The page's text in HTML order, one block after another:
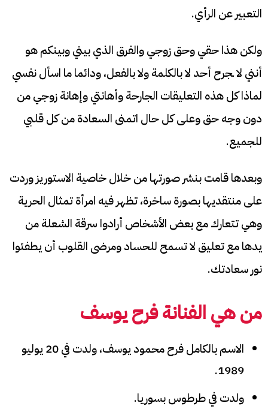
التعبير عن الرأي.
ولكن هذا حقي وحق زوجي والفرق الذي بيني وبينكم هو
أنني لا ـجرح أحد لا بالكلمة ولا بالفعل، ودائما ما اسأل نفسي
لماذا كل هذه التعليقات الجارحة وأهانتي وإهانة زوجي من
دون وجه حق وعلى كل حال اتمنى السعادة من كل قلبي
للجميع.
وبعدها قامت بنشر صورتها من خلال خاصية الاستوريز وردت
على منتقديها بصورة ساخرة، تظهر فيه امرأة تمثال الحرية
وهي تتعارك مع بعض الأشخاص أرادوا سرقة الشعلة من
يدها مع تعليق لا تسمح للحساد ومرضى القلوب أن يطفئوا
نور سعادتك.
من هي الفنانة فرح يوسف
الاسم بالكامل فرح محمود يوسف، ولدت في 20 يوليو
1989.
ولدت في طرطوس بسوريا.